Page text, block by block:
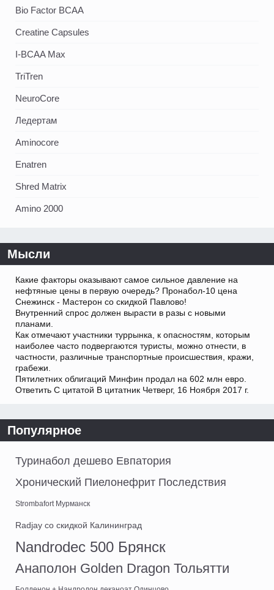
Bio Factor BCAA
Creatine Capsules
I-BCAA Max
TriTren
NeuroCore
Ледертам
Aminocore
Enatren
Shred Matrix
Amino 2000
Мысли
Какие факторы оказывают самое сильное давление на
нефтяные цены в первую очередь? Пронабол-10 цена
Снежинск - Мастерон со скидкой Павлово!
Внутренний спрос должен вырасти в разы с новыми
планами.
Как отмечают участники туррынка, к опасностям, которым
наиболее часто подвергаются туристы, можно отнести, в
частности, различные транспортные происшествия, кражи,
грабежи.
Пятилетних облигаций Минфин продал на 602 млн евро.
Ответить С цитатой В цитатник Четверг, 16 Ноября 2017 г.
Популярное
Туринабол дешево Евпатория
Хронический Пиелонефрит Последствия
Strombafort Мурманск
Radjay со скидкой Калининград
Nandrodec 500 Брянск
Анаполон Golden Dragon Тольятти